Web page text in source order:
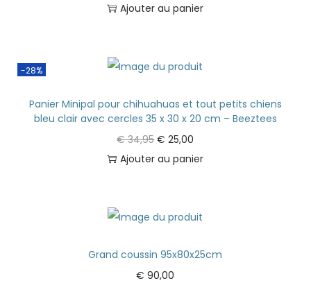
Ajouter au panier
-28%
Panier Minipal pour chihuahuas et tout petits chiens
bleu clair avec cercles 35 x 30 x 20 cm – Beeztees
€34,95 € 25,00
Ajouter au panier
Grand coussin 95x80x25cm
€ 90,00